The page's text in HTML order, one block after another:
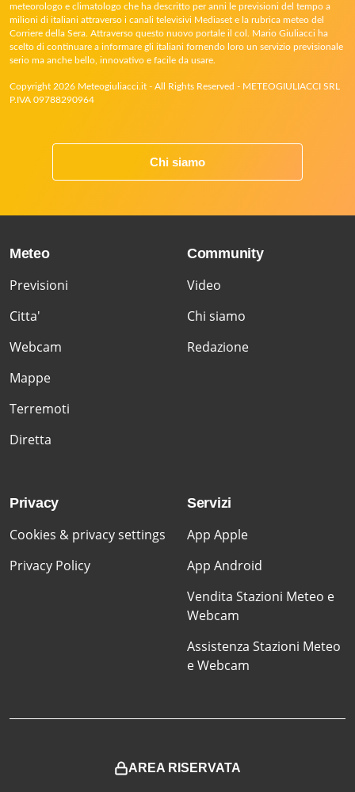
meteorologo e climatologo che ha descritto per anni le previsioni del tempo a
milioni di italiani attraverso i canali televisivi Mediaset e la rubrica meteo del
Corriere della Sera. Attraverso questo nuovo portale il col. Mario Giuliacci ha
scelto di continuare a informare gli italiani fornendo loro un servizio previsionale
serio ma anche bello, innovativo e facile da usare.
Copyright 2026 Meteogiuliacci.it - All Rights Reserved - METEOGIULIACCI SRL
P.IVA 09788290964
Chi siamo
Meteo
Previsioni
Citta'
Webcam
Mappe
Terremoti
Diretta
Community
Video
Chi siamo
Redazione
Privacy
Cookies & privacy settings
Privacy Policy
Servizi
App Apple
App Android
Vendita Stazioni Meteo e
Webcam
Assistenza Stazioni Meteo
e Webcam
AREA RISERVATA